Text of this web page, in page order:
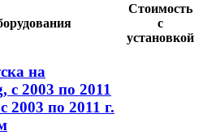
Стоимость
с
установкой
на
с 2003 по 2011
2003 по 2011 г.